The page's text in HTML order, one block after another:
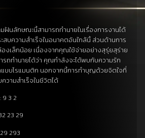
ฝันลักษณะนี้สามารถทำนายในเรื่องการงานได้
สบความสำเร็จในอนาคตอันใกล้นี้ ส่วนด้านการ
องเล็กน้อย เนื่องจากคุณใช้จ่ายอย่างสุรุ่ยสุร่าย
รถทำนายได้ว่า คุณกำลังจะได้พบกับความรัก
บบโรแมนติก นอกจากนี้การทำบุญด้วยจิตใจที่
วามสำเร็จในชีวิตได้
9 3 2
23 29
293